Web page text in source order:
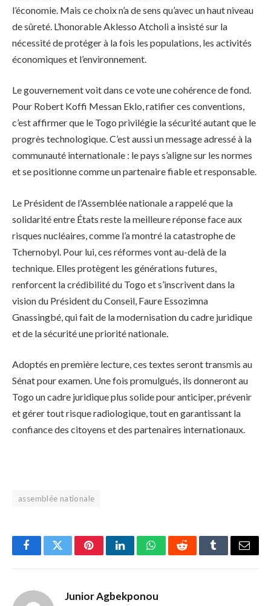
l’économie. Mais ce choix n’a de sens qu’avec un haut niveau
de sûreté. L’honorable Aklesso Atcholi a insisté sur la
nécessité de protéger à la fois les populations, les activités
économiques et l’environnement.
Le gouvernement voit dans ce vote une cohérence de fond.
Pour Robert Koffi Messan Eklo, ratifier ces conventions,
c’est affirmer que le Togo privilégie la sécurité autant que le
progrès technologique. C’est aussi un message adressé à la
communauté internationale : le pays s’aligne sur les normes
et se positionne comme un partenaire fiable et responsable.
Le Président de l’Assemblée nationale a rappelé que la
solidarité entre États reste la meilleure réponse face aux
risques nucléaires, comme l’a montré la catastrophe de
Tchernobyl. Pour lui, ces réformes vont au-delà de la
technique. Elles protègent les générations futures,
renforcent la crédibilité du Togo et s’inscrivent dans la
vision du Président du Conseil, Faure Essozimna
Gnassingbé, qui fait de la modernisation du cadre juridique
et de la sécurité une priorité nationale.
Adoptés en première lecture, ces textes seront transmis au
Sénat pour examen. Une fois promulgués, ils donneront au
Togo un cadre juridique plus solide pour anticiper, prévenir
et gérer tout risque radiologique, tout en garantissant la
confiance des citoyens et des partenaires internationaux.
assemblée nationale
FacebookTwitterPinterestLinkedInWhatsAppRedditTumblrEmail
Junior Agbekponou